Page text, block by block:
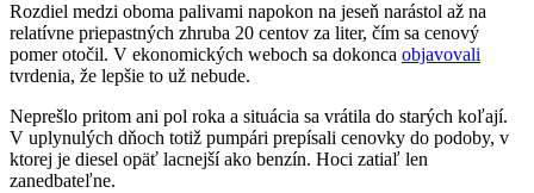
Rozdiel medzi oboma palivami napokon na jeseň narástol až na
relatívne priepastných zhruba 20 centov za liter, čím sa cenový
pomer otočil. V ekonomických weboch sa dokonca objavovali
tvrdenia, že lepšie to už nebude.
Neprešlo pritom ani pol roka a situácia sa vrátila do starých koľají.
V uplynulých dňoch totiž pumpári prepísali cenovky do podoby, v
ktorej je diesel opäť lacnejší ako benzín. Hoci zatiaľ len
zanedbateľne.